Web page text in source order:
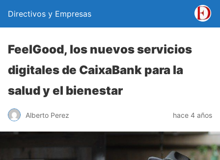
Directivos y Empresas
FeelGood, los nuevos servicios
digitales de CaixaBank para la
salud y el bienestar
Alberto Perez hace 4 años